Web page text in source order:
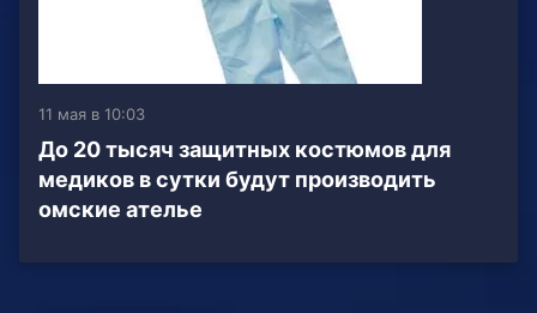
11 мая в 10:03
До 20 тысяч защитных костюмов для
медиков в сутки будут производить
омские ателье